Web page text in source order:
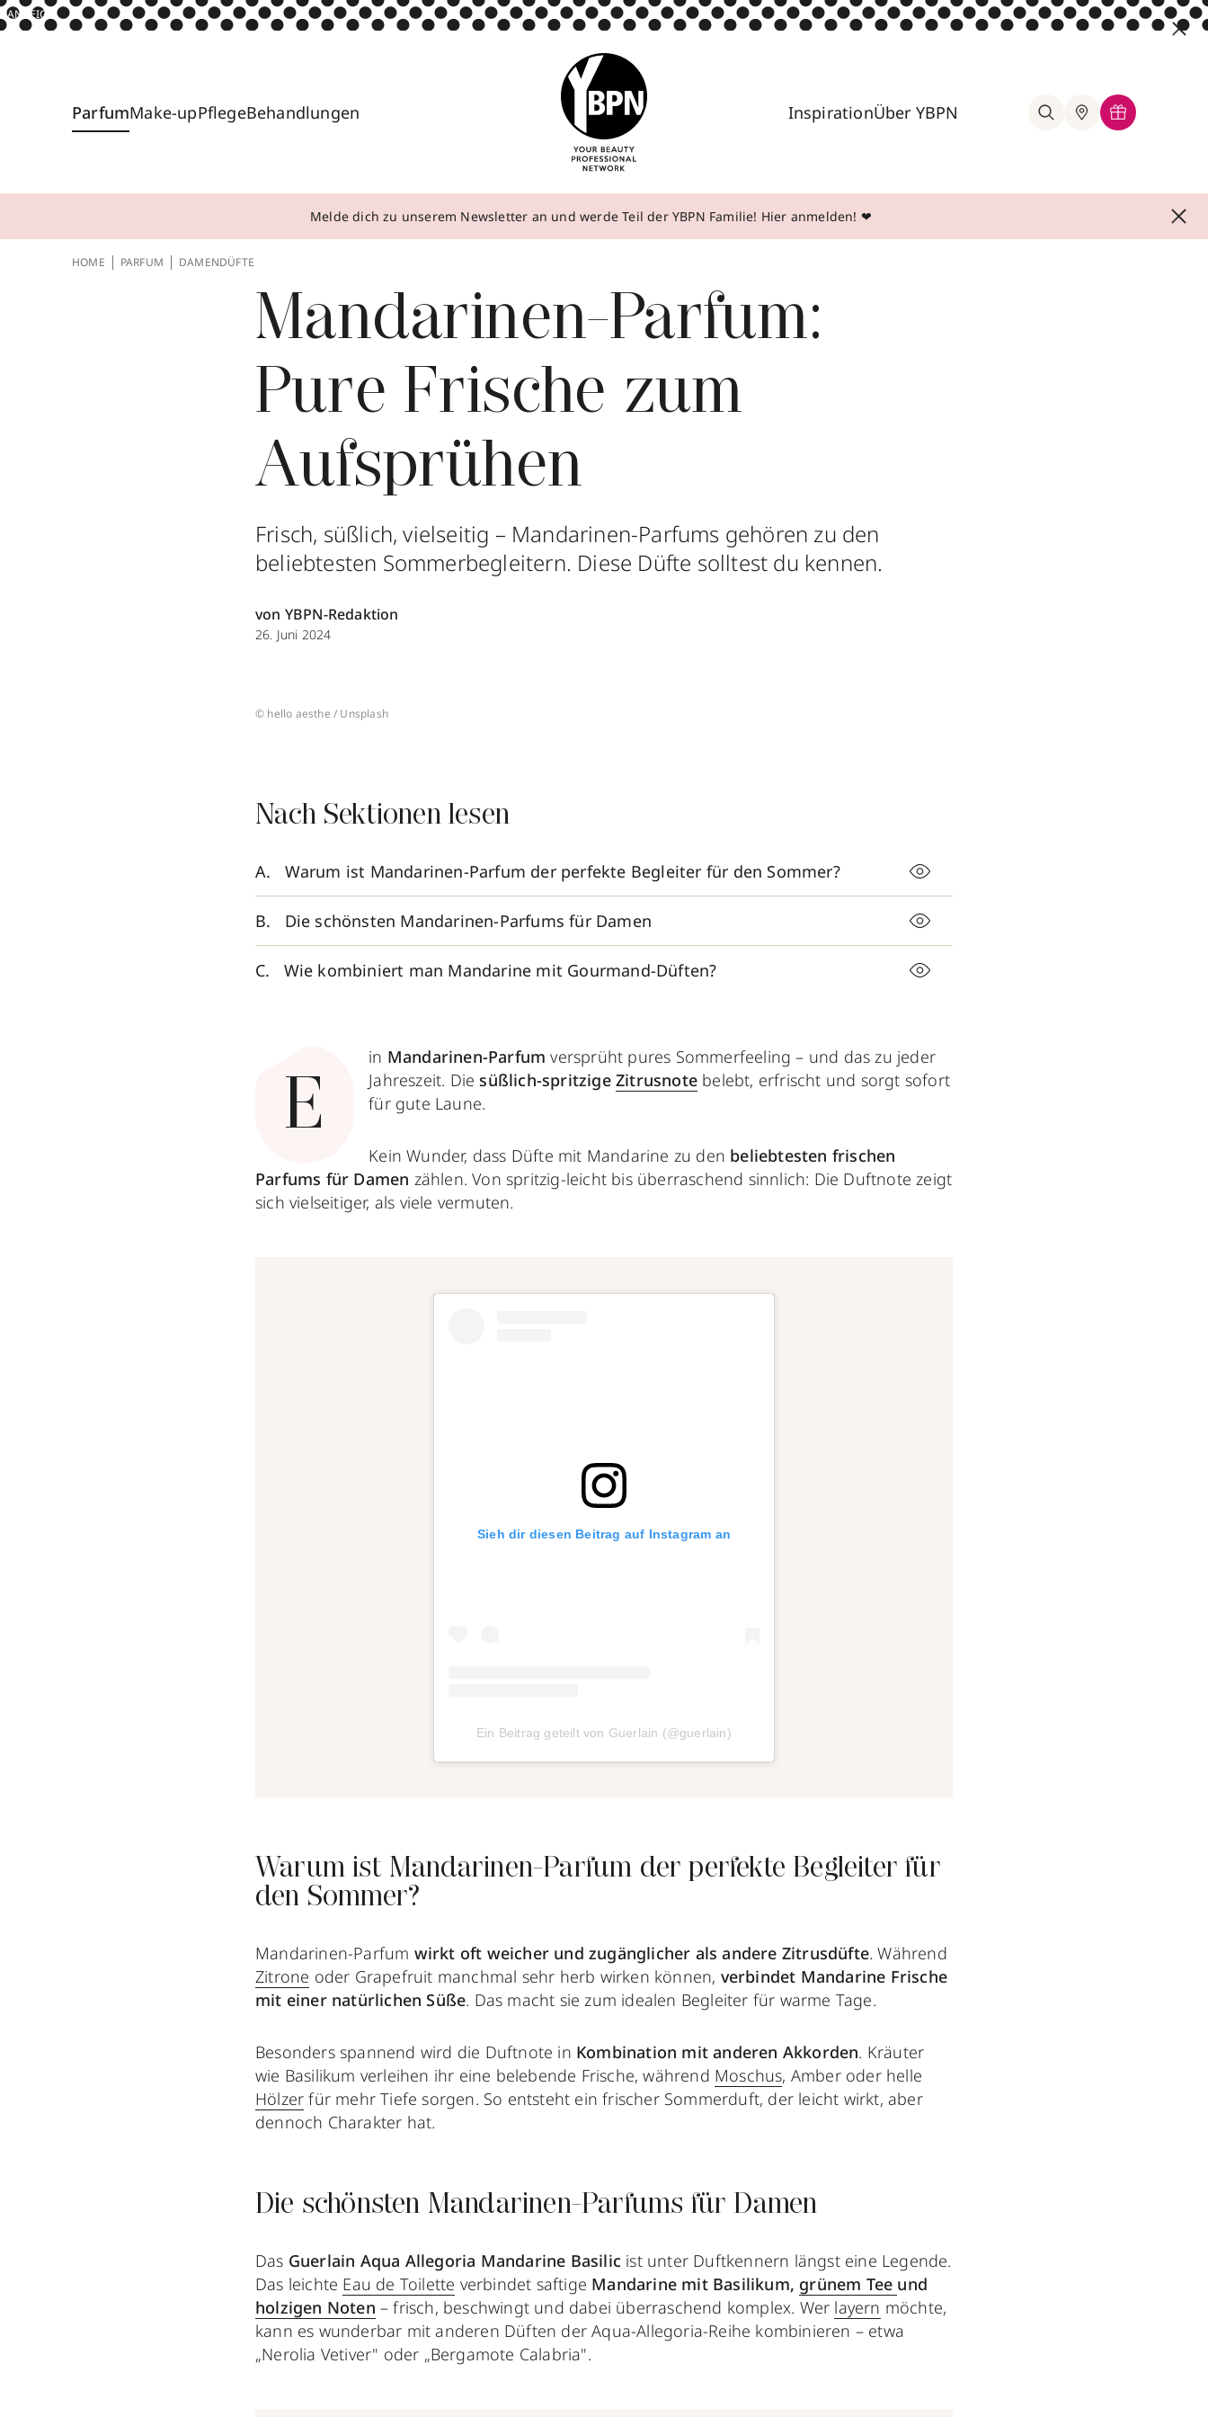
ANZEIGE
ParfumMake-upPflegeBehandlungen InspirationÜber YBPN
Melde dich zu unserem Newsletter an und werde Teil der YBPN Familie! Hier anmelden! ❤
HOME PARFUM DAMENDÜFTE
Mandarinen-Parfum:
Pure Frische zum
Aufsprühen
Frisch, süßlich, vielseitig – Mandarinen-Parfums gehören zu den
beliebtesten Sommerbegleitern. Diese Düfte solltest du kennen.
von YBPN-Redaktion
26. Juni 2024
© hello aesthe / Unsplash
Nach Sektionen lesen
Warum ist Mandarinen-Parfum der perfekte Begleiter für den Sommer?
Die schönsten Mandarinen-Parfums für Damen
Wie kombiniert man Mandarine mit Gourmand-Düften?
E
in Mandarinen-Parfum versprüht pures Sommerfeeling – und das zu jeder
Jahreszeit. Die süßlich-spritzigeZitrusnote belebt, erfrischt und sorgt sofort
für gute Laune.
Kein Wunder, dass Düfte mit Mandarine zu den beliebtesten frischen
Parfums für Damen zählen. Von spritzig-leicht bis überraschend sinnlich: Die Duftnote zeigt
sich vielseitiger, als viele vermuten.
Sieh dir diesen Beitrag auf Instagram an
Ein Beitrag geteilt von Guerlain (@guerlain)
Warum ist Mandarinen-Parfum der perfekte Begleiter für
den Sommer?
Mandarinen-Parfum wirkt oft weicher und zugänglicher als andere Zitrusdüfte. Während
Zitrone oder Grapefruit manchmal sehr herb wirken können, verbindet Mandarine Frische
mit einer natürlichen Süße. Das macht sie zum idealen Begleiter für warme Tage.
Besonders spannend wird die Duftnote in Kombination mit anderen Akkorden. Kräuter
wie Basilikum verleihen ihr eine belebende Frische, während Moschus, Amber oder helle
Hölzer für mehr Tiefe sorgen. So entsteht ein frischer Sommerduft, der leicht wirkt, aber
dennoch Charakter hat.
Die schönsten Mandarinen-Parfums für Damen
Das Guerlain Aqua Allegoria Mandarine Basilic ist unter Duftkennern längst eine Legende.
Das leichte Eau de Toilette verbindet saftige Mandarine mit Basilikum, grünem Tee und
holzigen Noten – frisch, beschwingt und dabei überraschend komplex. Wer layern möchte,
kann es wunderbar mit anderen Düften der Aqua-Allegoria-Reihe kombinieren – etwa
„Nerolia Vetiver" oder „Bergamote Calabria".